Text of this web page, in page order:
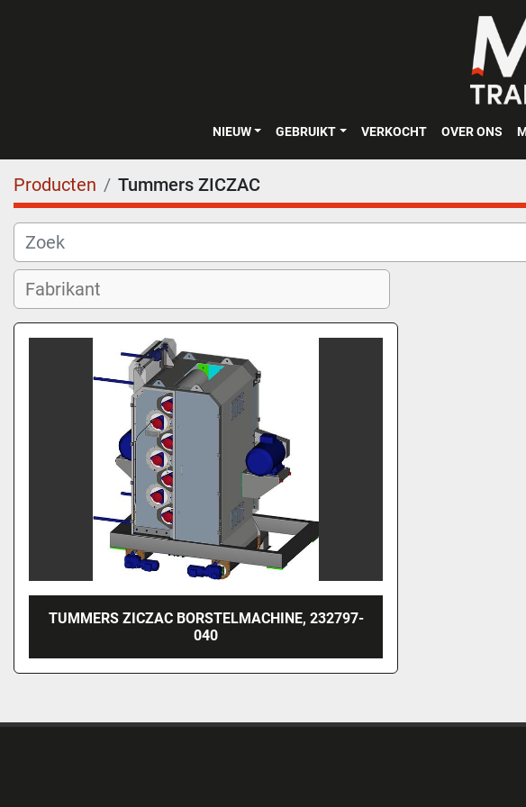
NIEUW GEBRUIKT VERKOCHT OVER ONS
Producten Tummers ZICZAC
TUMMERS ZICZAC BORSTELMACHINE, 232797-
040